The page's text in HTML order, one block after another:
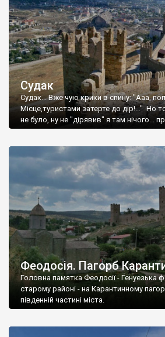
Судак
Судак... Вже чую крики в спину: "Ааа,
Місце,туристами затерте до дір!..." Но
не було, ну не "дірявив" я там нічого...
Феодосія. Пагорб
Головна памятка Феодосії - Генуезька
старому районі - на Карантинному
південній частині міста.